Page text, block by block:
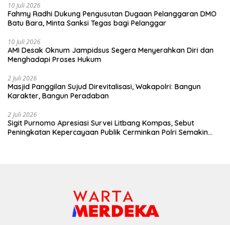
10 Juli 2026
Fahmy Radhi Dukung Pengusutan Dugaan Pelanggaran DMO
Batu Bara, Minta Sanksi Tegas bagi Pelanggar
10 Juli 2026
AMI Desak Oknum Jampidsus Segera Menyerahkan Diri dan
Menghadapi Proses Hukum
2 Juli 2026
Masjid Panggilan Sujud Direvitalisasi, Wakapolri: Bangun
Karakter, Bangun Peradaban
2 Juli 2026
Sigit Purnomo Apresiasi Survei Litbang Kompas, Sebut
Peningkatan Kepercayaan Publik Cerminkan Polri Semakin